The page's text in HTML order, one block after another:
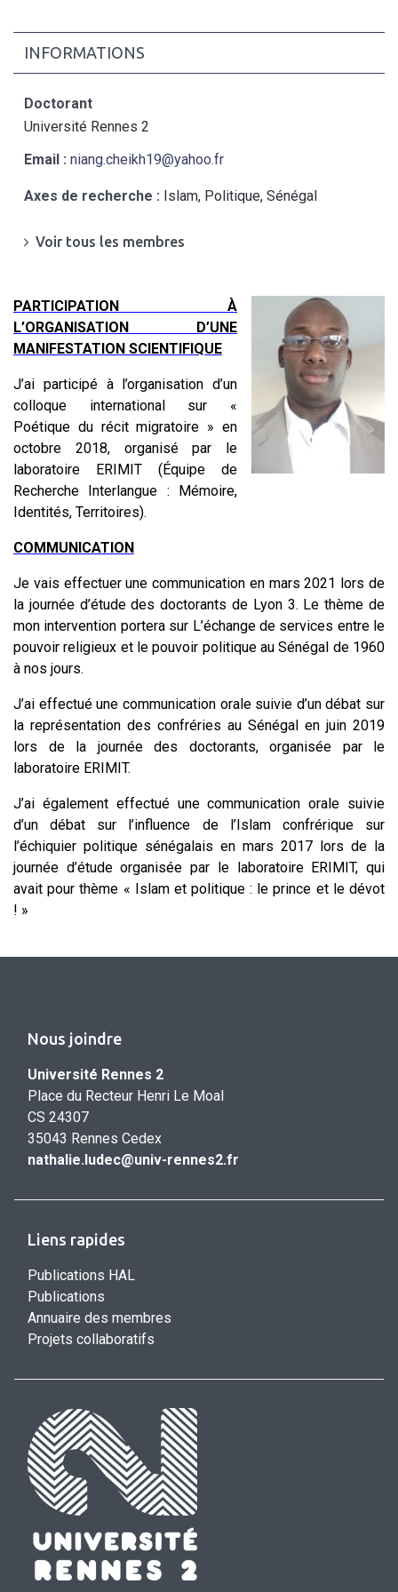
INFORMATIONS
Doctorant
Université Rennes 2
Email : niang.cheikh19@yahoo.fr
Axes de recherche : Islam, Politique, Sénégal
Voir tous les membres
PARTICIPATION À
L’ORGANISATION D’UNE
MANIFESTATION SCIENTIFIQUE
J’ai participé à l’organisation d’un
colloque international sur «
Poétique du récit migratoire » en
octobre 2018, organisé par le
laboratoire ERIMIT (Équipe de
Recherche Interlangue : Mémoire,
Identités, Territoires).
COMMUNICATION
Je vais effectuer une communication en mars 2021 lors de
la journée d’étude des doctorants de Lyon 3. Le thème de
mon intervention portera sur L’échange de services entre le
pouvoir religieux et le pouvoir politique au Sénégal de 1960
à nos jours.
J’ai effectué une communication orale suivie d’un débat sur
la représentation des confréries au Sénégal en juin 2019
lors de la journée des doctorants, organisée par le
laboratoire ERIMIT.
J’ai également effectué une communication orale suivie
d’un débat sur l’influence de l’Islam confrérique sur
l’échiquier politique sénégalais en mars 2017 lors de la
journée d’étude organisée par le laboratoire ERIMIT, qui
avait pour thème « Islam et politique : le prince et le dévot
! »
Nous joindre
Université Rennes 2
Place du Recteur Henri Le Moal
CS 24307
35043 Rennes Cedex
nathalie.ludec@univ-rennes2.fr
Liens rapides
Publications HAL
Publications
Annuaire des membres
Projets collaboratifs